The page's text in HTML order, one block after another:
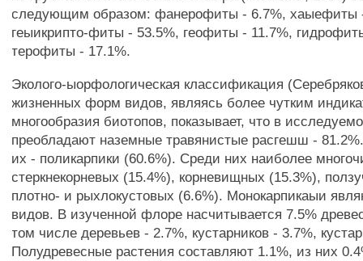
следующим образом: фанерофиты - 6.7%, хаыефиты
геыикрипто-фиты - 53.5%, геофиты - 11.7%,
терофиты - 17.1%.
Эколого-ыорфологическая классификация
жизненных форм видов, являясь более чутким
многообразия биотопов, показывает, что в
преобладают наземные травянистые расгешш -
их - поликарпики (60.6%). Среди них наиболее
стеркнекорневых (15.4%), корневищных (15.3%),
плотно- и рыхлокустовых (6.6%). Монокарпикаыи
видов. В изученной флоре насчитывается 7.5%
том числе деревьев - 2.7%, кустарников - 3.7%,
Полудревесные растения составляют 1.1%, из них